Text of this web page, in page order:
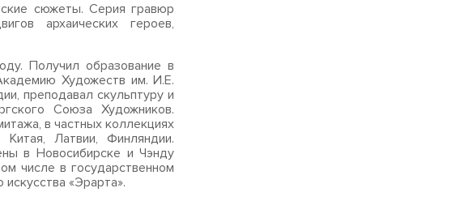
сюжеты. Серия гравюр
архаических героев,
Получил образование в
Художеств им. И.Е.
преподавал скульптуру и
Союза Художников.
в частных коллекциях
Китая, Латвии, Финляндии.
в Новосибирске и Чэнду
числе в государственном
«Эрарта».